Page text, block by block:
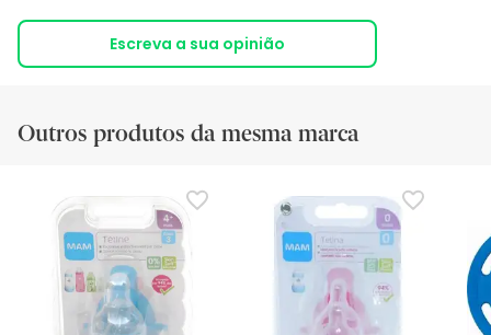
Escreva a sua opinião
Outros produtos da mesma marca